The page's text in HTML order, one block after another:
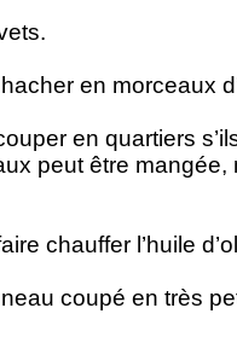
en morceaux
en quartiers
peut être
chauffer l’huile
coupé en très